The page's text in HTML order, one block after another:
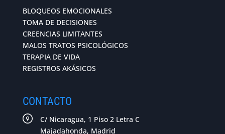
BLOQUEOS EMOCIONALES
TOMA DE DECISIONES
CREENCIAS LIMITANTES
MALOS TRATOS PSICOLÓGICOS
TERAPIA DE VIDA
REGISTROS AKÁSICOS
CONTACTO
C/ Nicaragua, 1 Piso 2 Letra C
Majadahonda, Madrid